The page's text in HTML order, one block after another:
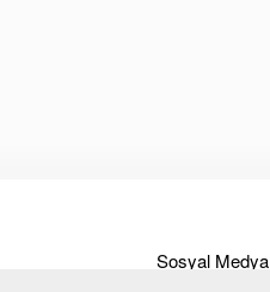
Sosyal Medya